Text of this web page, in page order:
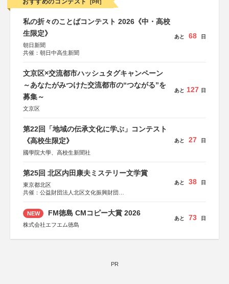
おすすめのコンテスト [PR]
私の折々のことばコンテスト 2026《中・高校
生限定》
朝日新聞
共催：朝日中高生新聞
あと 68 日
文京区×交流都市ハッシュタグキャンペーン
～あなたがみつけた交流都市の“つながる”を
募集～
文京区
あと 127 日
第22回「地域の伝承文化に学ぶ」コンテスト
《高校生限定》
國學院大學、高校生新聞社
あと 27 日
第25回 北区内田康夫ミステリー文学賞
東京都北区
共催：公益財団法人北区文化振興財団
協賛：株式会社実業之日本社
あと 38 日
NEW FM徳島 CMコピー大賞 2026
株式会社エフエム徳島
あと 73 日
PR